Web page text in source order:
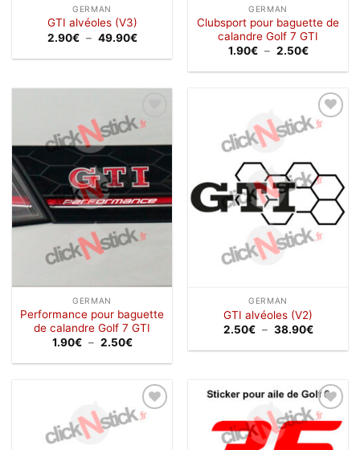
GERMAN
GTI alvéoles (V3)
2.90€ – 49.90€Plage
prix :
49.90€
GERMAN
Clubsport pour baguette de
calandre Golf 7 GTI
1.90€ – 2.50€Plage
prix :
2.50€
Ajouter
wishlist
GERMAN
Performance pour baguette
de calandre Golf 7 GTI
1.90€ – 2.50€Plage
prix :
2.50€
Ajouter
GERMAN
GTI alvéoles (V2)
2.50€ – 38.90€Plage
prix :
Ajouter
Ajouter
à la
wishlist